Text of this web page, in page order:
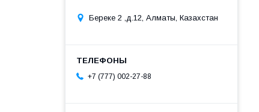
Береке 2 ,д.12, Алматы, Казахстан
+7 (777) 002-27-88